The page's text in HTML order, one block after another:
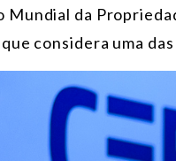
Mundial da
considera uma